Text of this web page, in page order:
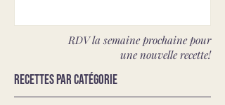
RDV la semaine prochaine pour
une nouvelle recette!
Recettes par catégorie